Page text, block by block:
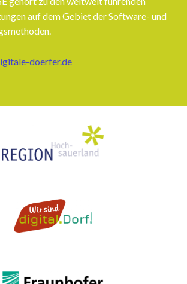
auf dem Gebiet der Software- und
doerfer.de